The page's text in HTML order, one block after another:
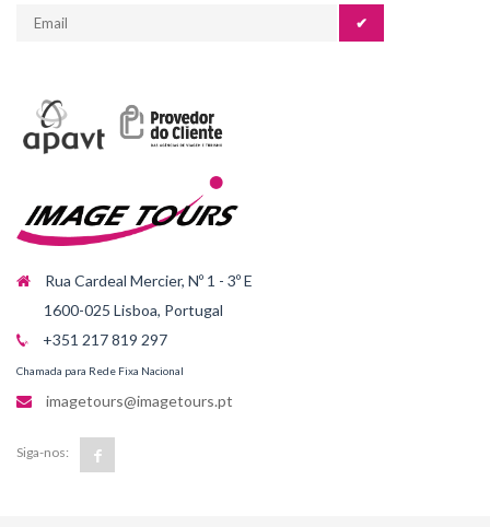
✔
Rua Cardeal Mercier, Nº 1 - 3º E
1600-025 Lisboa, Portugal
+351 217 819 297
Chamada para Rede Fixa Nacional
imagetours@imagetours.pt
Siga-nos: